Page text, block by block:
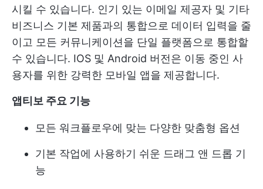
시킬 수 있습니다. 인기 있는 이메일 제공자 및 기타
비즈니스 기본 제품과의 통합으로 데이터 입력을 줄
이고 모든 커뮤니케이션을 단일 플랫폼으로 통합할
수 있습니다. IOS 및 Android 버전은 이동 중인 사
용자를 위한 강력한 모바일 앱을 제공합니다.
앱티보 주요 기능
모든 워크플로우에 맞는 다양한 맞춤형 옵션
기본 작업에 사용하기 쉬운 드래그 앤 드롭 기
능